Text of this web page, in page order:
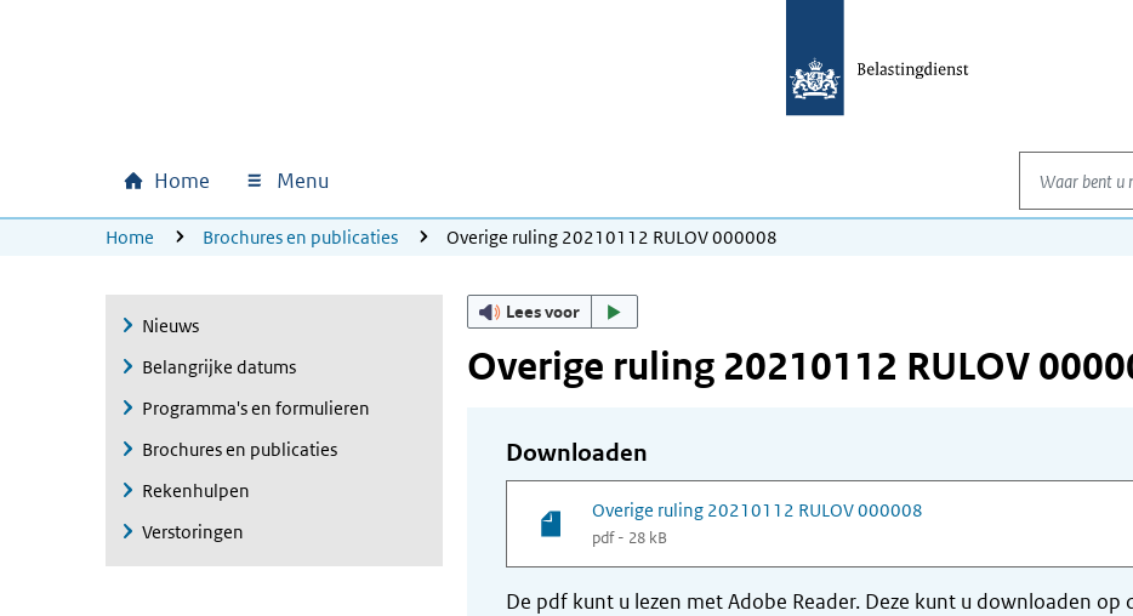
Hoofdnavigatie
Home Menu
Waar bent
U bevindt zich hier:
Home Brochures en publicaties Overige ruling 20210112 RULOV 000008
Nieuws
Belangrijke datums
Programma's en formulieren
Brochures en publicaties
Rekenhulpen
Verstoringen
Lees voor
Overige ruling 20210112 RULOV
Downloaden
Overige ruling 20210112 RULOV 000008
pdf - 28 kB
De pdf kunt u lezen met Adobe Reader. Deze kunt u downloaden op